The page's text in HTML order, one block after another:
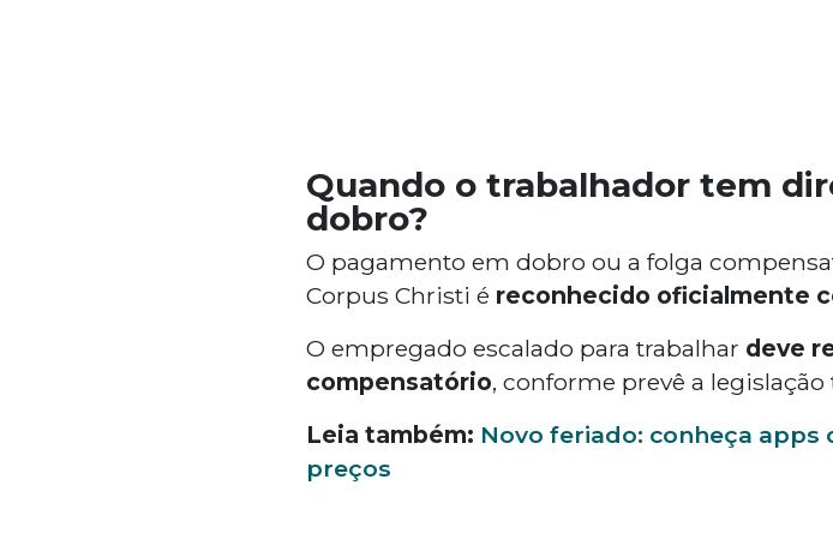
Quando o trabalhador tem
dobro?
O pagamento em dobro ou a folga
Corpus Christi é reconhecido oficialmente
O empregado escalado para trabalhar deve
compensatório, conforme prevê a
Leia também: Novo feriado: conheça apps
preços